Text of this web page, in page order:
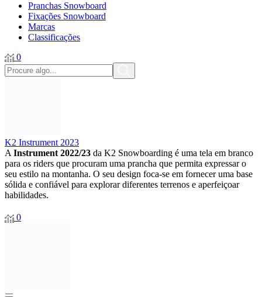
Pranchas Snowboard
Fixações Snowboard
Marcas
Classificações
0
K2 Instrument 2023
A Instrument 2022/23 da K2 Snowboarding é uma tela em branco
para os riders que procuram uma prancha que permita expressar o
seu estilo na montanha. O seu design foca-se em fornecer uma base
sólida e confiável para explorar diferentes terrenos e aperfeiçoar
habilidades.
0